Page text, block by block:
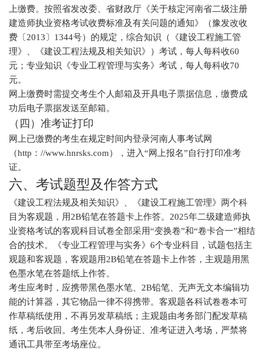
上缴费。按照省发改委、省财政厅《关于核定河南省二级注册
建造师执业资格考试收费标准及有关问题的通知》（豫发改收
费〔2013〕1344号）的规定，综合知识（《建设工程施工管
理》、《建设工程法规及相关知识》）考试，每人每科收60
元；专业知识《专业工程管理与实务》考试，每人每科收70
元。
网上缴费时需提交考生个人邮箱及开具电子票据信息，缴费成
功后电子票据发送至邮箱。
（四）准考证打印
网上已缴费的考生在规定时间内登录河南人事考试网
（http：//www.hnrsks.com），进入“网上报名”自行打印准考
证。
六、考试题型及作答方式
《建设工程法规及相关知识》、《建设工程施工管理》两个科
目为客观题，用2B铅笔在答题卡上作答。2025年二级建造师执
业资格考试的客观科目试卷全部采用“变换卷”和“卷卡合一”相结
合的技术。《专业工程管理与实务》6个专业科目，试题包括主
观题和客观题，客观题用2B铅笔在答题卡上作答，主观题用黑
色墨水笔在答题纸上作答。
考生应考时，应携带黑色墨水笔、2B铅笔、无声无文本编辑功
能的计算器，其它物品一律不得携带。客观题各科试卷卷本可
作草稿纸使用，不再另发草稿纸；主观题由考务部门配发草稿
纸，考后收回。考生凭本人身份证、准考证进入考场，严禁将
通讯工具带至考场座位。